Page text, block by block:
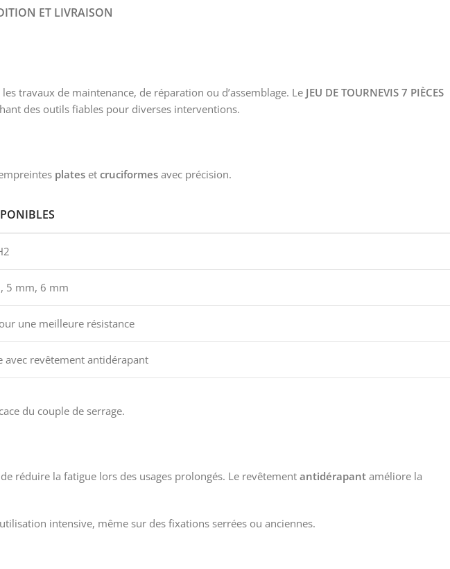
ET LIVRAISON
travaux de maintenance, de réparation ou d’assemblage. Le JEU DE TOURNEVIS 7 PIÈCES
des outils fiables pour diverses interventions.
plates et cruciformes avec précision.
5 mm, 6 mm
une meilleure résistance
avec revêtement antidérapant
du couple de serrage.
réduire la fatigue lors des usages prolongés. Le revêtement antidérapant améliore la
intensive, même sur des fixations serrées ou anciennes.